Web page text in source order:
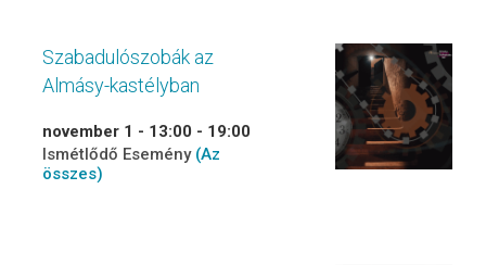
Szabadulószobák az
Almásy-kastélyban
november 1 - 13:00 - 19:00
Ismétlődő Esemény (Az
összes)